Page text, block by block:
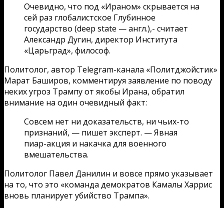
Очевидно, что под «Ираном» скрывается на
сей раз глобалистское Глубинное
государство (deep state — англ.),- считает
Александр Дугин, директор Института
«Царьград», философ.
Политолог, автор Telegram-канала «Политджойстик»
Марат Баширов, комментируя заявление по поводу
неких угроз Трампу от якобы Ирана, обратил
внимание на один очевидный факт:
Совсем нет ни доказательств, ни чьих-то
признаний, — пишет эксперт. — Явная
пиар-акция и накачка для военного
вмешательства.
Политолог Павел Данилин и вовсе прямо указывает
на то, что это «команда демократов Камалы Харрис
вновь планирует убийство Трампа».